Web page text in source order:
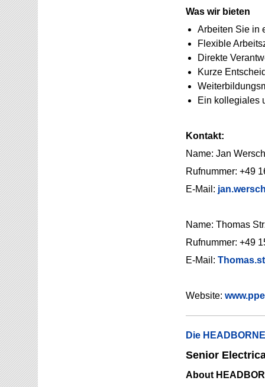
Was wir bieten
Arbeiten Sie in
Flexible
Direkte
Kurze
Ein kollegiales
Kontakt:
Name: Jan
Rufnummer: +49
E-Mail:
Name: Thomas
Rufnummer: +49
E-Mail:
Website:
Die
Senior
About